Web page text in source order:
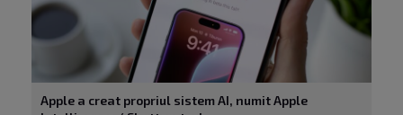
Apple a creat propriul sistem AI, numit Apple